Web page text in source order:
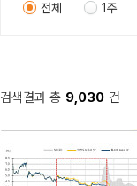
전체 1주
검색결과 총 9,030 건